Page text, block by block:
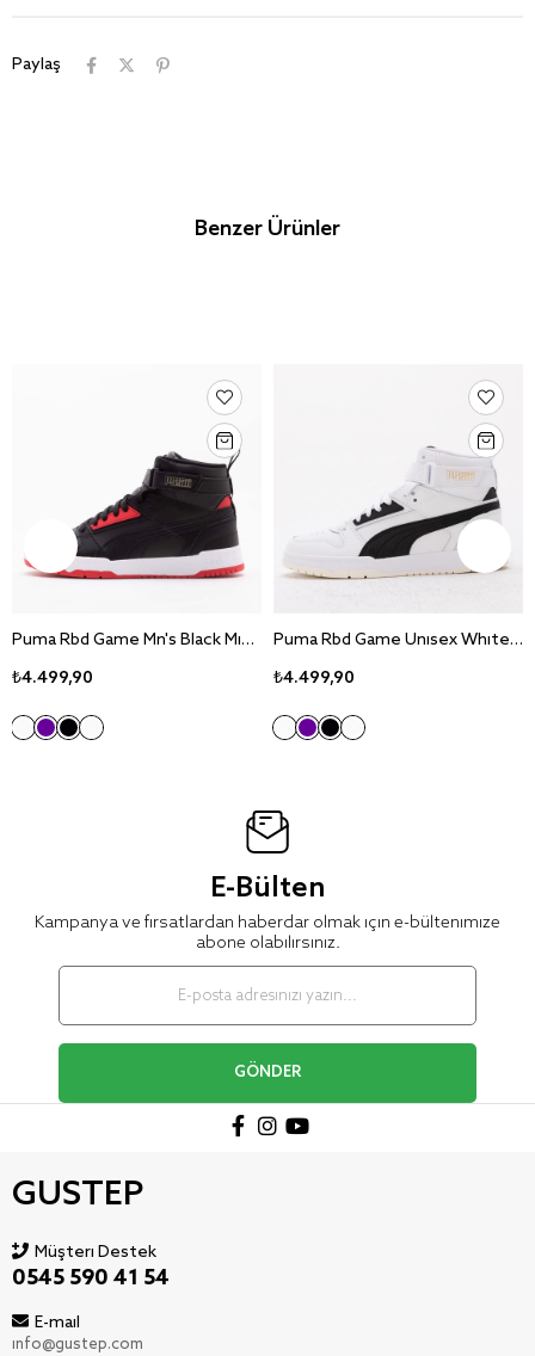
Paylaş
Benzer Ürünler
Puma Rbd Game Mn's Black Mid Sneaker Ayakkabı 385839-11
₺4.499,90
Puma Rbd Game Unisex White Mid Sneaker Ayakkabı 385839-01
₺4.499,90
E-Bülten
Kampanya ve fırsatlardan haberdar olmak için e-bültenimize
abone olabilirsiniz.
GÖNDER
GUSTEP
Müşteri Destek
0545 590 41 54
E-mail
info@gustep.com